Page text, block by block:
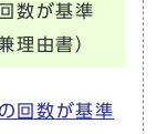
数が基準
理由書）
回数が基準